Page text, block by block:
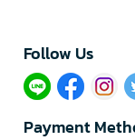
Follow Us​
Payment